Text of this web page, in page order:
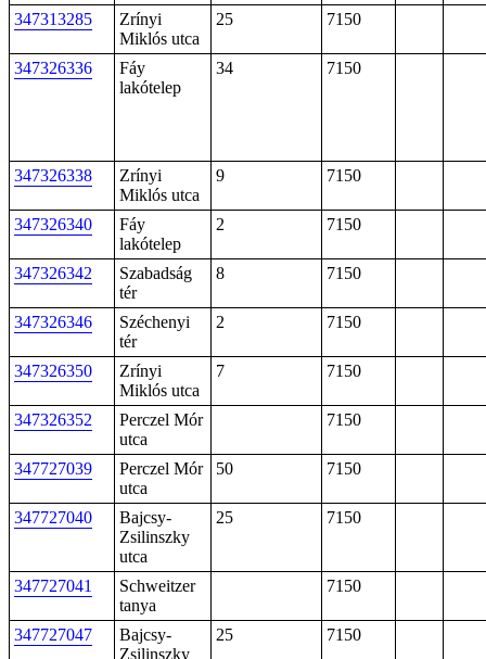
347313285
Zrínyi
Miklós utca
25 7150
347326336
Fáy
lakótelep
34 7150
347326338
Zrínyi
Miklós utca
9 7150
347326340
Fáy
lakótelep
2 7150
347326342
Szabadság
tér
8 7150
347326346
Széchenyi
tér
2 7150
347326350
Zrínyi
Miklós utca
7 7150
347326352
Perczel Mór
utca
7150
347727039
Perczel Mór
utca
50 7150
347727040
Bajcsy-
Zsilinszky
utca
25 7150
347727041
Schweitzer
tanya
7150
347727047
Bajcsy-
Zsilinszky
25 7150